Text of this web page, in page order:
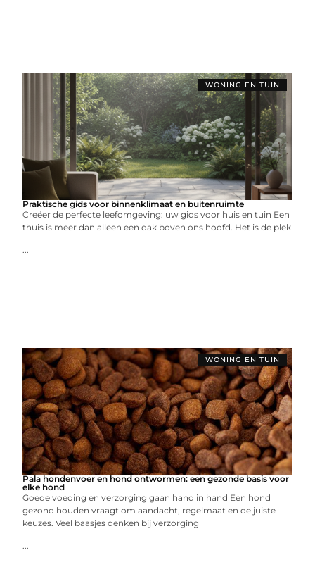
WONING EN TUIN
Praktische gids voor binnenklimaat en buitenruimte
Creëer de perfecte leefomgeving: uw gids voor huis en tuin Een
thuis is meer dan alleen een dak boven ons hoofd. Het is de plek
...
WONING EN TUIN
Pala hondenvoer en hond ontwormen: een gezonde basis voor
elke hond
Goede voeding en verzorging gaan hand in hand Een hond
gezond houden vraagt om aandacht, regelmaat en de juiste
keuzes. Veel baasjes denken bij verzorging
...